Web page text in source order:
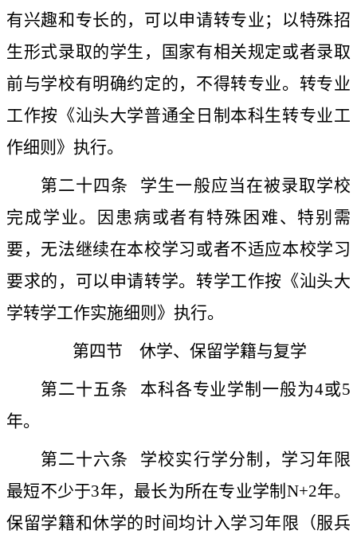
有兴趣和专长的，可以申请转专业；以特殊招
生形式录取的学生，国家有相关规定或者录取
前与学校有明确约定的，不得转专业。转专业
工作按《汕头大学普通全日制本科生转专业工
作细则》执行。
第二十四条
学生一般应当在被录取学校
完成学业。因患病或者有特殊困难、特别需
要，无法继续在本校学习或者不适应本校学习
要求的，可以申请转学。转学工作按《汕头大
学转学工作实施细则》执行。
第四节 休学、保留学籍与复学
第二十五条
本科各专业学制一般为4或5
年。
第二十六条
学校实行学分制，学习年限
最短不少于3年，最长为所在专业学制 N+2年。
保留学籍和休学的时间均计入学习年限（服兵